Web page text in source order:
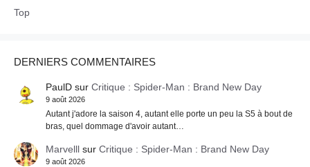
Top
DERNIERS COMMENTAIRES
PaulDsur Critique : Spider-Man : Brand New Day
9 août 2026
Autant j'adore la saison 4, autant elle porte un peu la S5 à bout de
bras, quel dommage d'avoir autant…
Marvelllsur Critique : Spider-Man : Brand New Day
9 août 2026